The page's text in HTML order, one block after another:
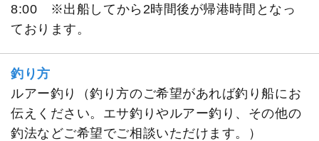
8:00 ※出船してから2時間後が帰港時間となっ
ております。
釣り方
ルアー釣り（釣り方のご希望があれば釣り船にお
伝えください。エサ釣りやルアー釣り、その他の
釣法などご希望でご相談いただけます。）